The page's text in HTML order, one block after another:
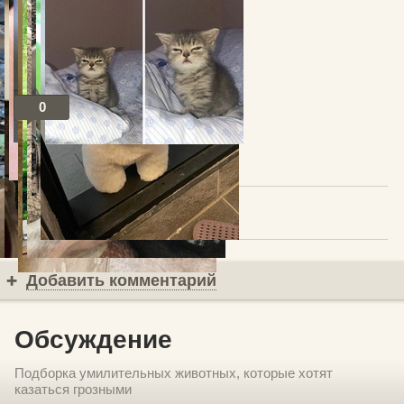
0
Посты по теме
В избранное
Добавить комментарий
Обсуждение
Подборка умилительных животных, которые хотят
казаться грозными